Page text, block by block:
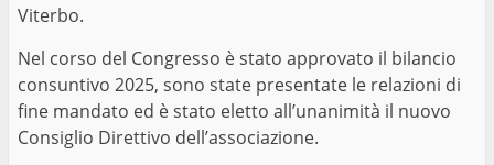
Viterbo.
Nel corso del Congresso è stato approvato il bilancio
consuntivo 2025, sono state presentate le relazioni di
fine mandato ed è stato eletto all’unanimità il nuovo
Consiglio Direttivo dell’associazione.